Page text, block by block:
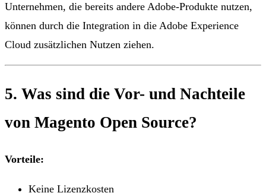
Unternehmen, die bereits andere Adobe-Produkte nutzen,
können durch die Integration in die Adobe Experience
Cloud zusätzlichen Nutzen ziehen.
5. Was sind die Vor- und Nachteile
von Magento Open Source?
Vorteile:
Keine Lizenzkosten